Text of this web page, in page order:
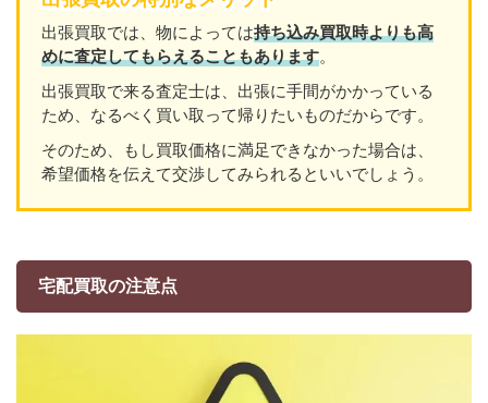
出張買取では、物によっては持ち込み買取時よりも高
めに査定してもらえることもあります。
出張買取で来る査定士は、出張に手間がかかっている
ため、なるべく買い取って帰りたいものだからです。
そのため、もし買取価格に満足できなかった場合は、
希望価格を伝えて交渉してみられるといいでしょう。
宅配買取の注意点